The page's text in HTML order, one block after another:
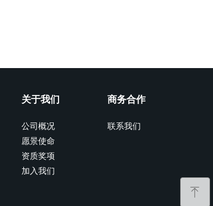
ꁸ
关于我们
公司概况
愿景使命
资质奖项
加入我们
商务合作
联系我们